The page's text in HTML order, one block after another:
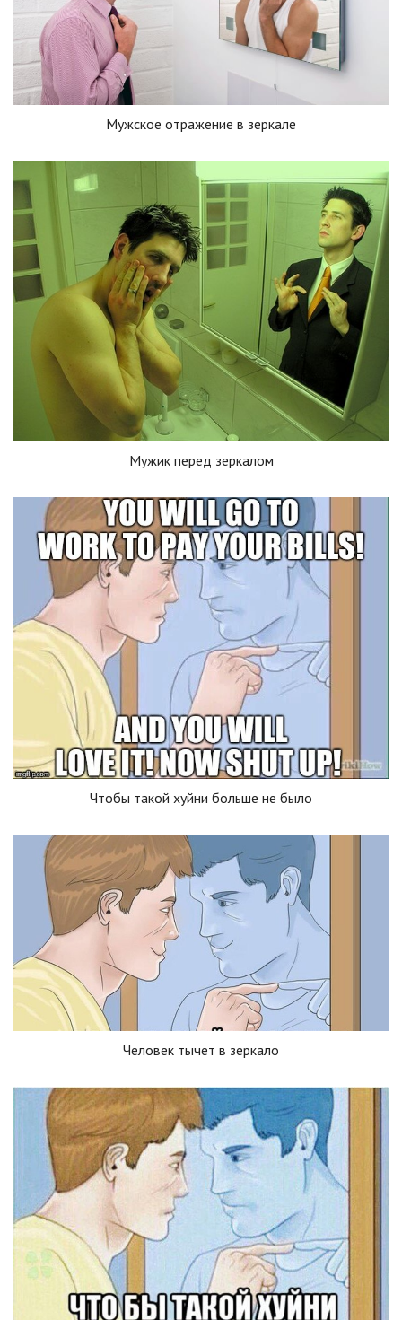
Мужское отражение в зеркале
Мужик перед зеркалом
Чтобы такой хуйни больше не было
Человек тычет в зеркало